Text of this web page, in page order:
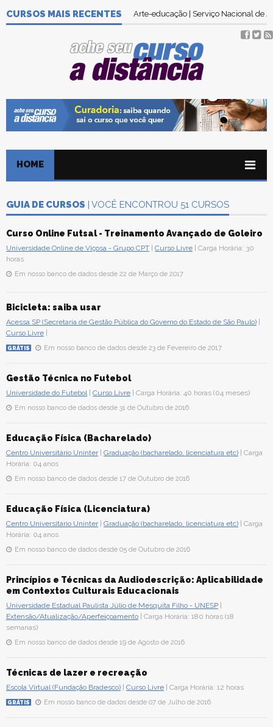
CURSOS MAIS RECENTES Arte-educação | Serviço Nacional de
HOME
GUIA DE CURSOS | VOCÊ ENCONTROU 51 CURSOS
Curso Online Futsal - Treinamento Avançado de Goleiro
Universidade Online de Viçosa - Grupo CPT Curso Livre | Carga Horária: 30
horas
Em nosso banco de dados desde 22 de Março de 2017
Bicicleta: saiba usar
Acessa SP (Secretaria de Gestão Pública do Governo do Estado de São Paulo)
Curso Livre
GRÁTIS Em nosso banco de dados desde 23 de Fevereiro de 2017
Gestão Técnica no Futebol
Universidade do Futebol| Curso Livre | Carga Horária: 40 horas (04 meses)
Em nosso banco de dados desde 31 de Outubro de 2016
Educação Física (Bacharelado)
Centro Universitário Uninter| Graduação (bacharelado, licenciatura etc) | Carga
Horária: 04 anos
Em nosso banco de dados desde 17 de Outubro de 2016
Educação Física (Licenciatura)
Centro Universitário Uninter| Graduação (bacharelado, licenciatura etc) | Carga
Horária: 04 anos
Em nosso banco de dados desde 05 de Outubro de 2016
Princípios e Técnicas da Audiodescrição: Aplicabilidade
em Contextos Culturais Educacionais
Universidade Estadual Paulista Júlio de Mesquita Filho - UNESP
Extensão/Atualização/Aperfeiçoamento | Carga Horária: 180 horas (18
semanas)
Em nosso banco de dados desde 19 de Agosto de 2016
Técnicas de lazer e recreação
Escola Virtual (Fundação Bradesco) Curso Livre | Carga Horária: 12 horas
GRÁTIS Em nosso banco de dados desde 07 de Julho de 2016